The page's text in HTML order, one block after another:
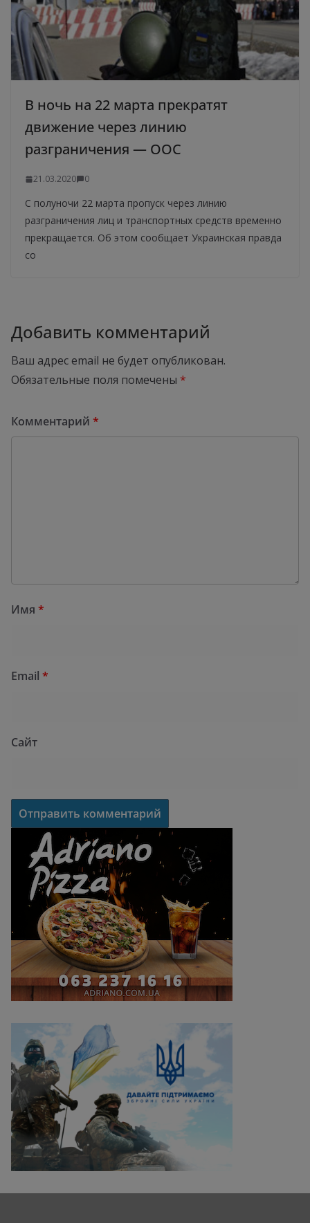
В ночь на 22 марта прекратят
движение через линию
разграничения — ООС
21.03.2020 0
С полуночи 22 марта пропуск через линию
разграничения лиц и транспортных средств временно
прекращается. Об этом сообщает Украинская правда
со
Добавить комментарий
Ваш адрес email не будет опубликован.
Обязательные поля помечены *
Комментарий *
Имя *
Email *
Сайт